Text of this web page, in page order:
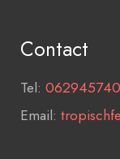
Contact
Tel:
Email: